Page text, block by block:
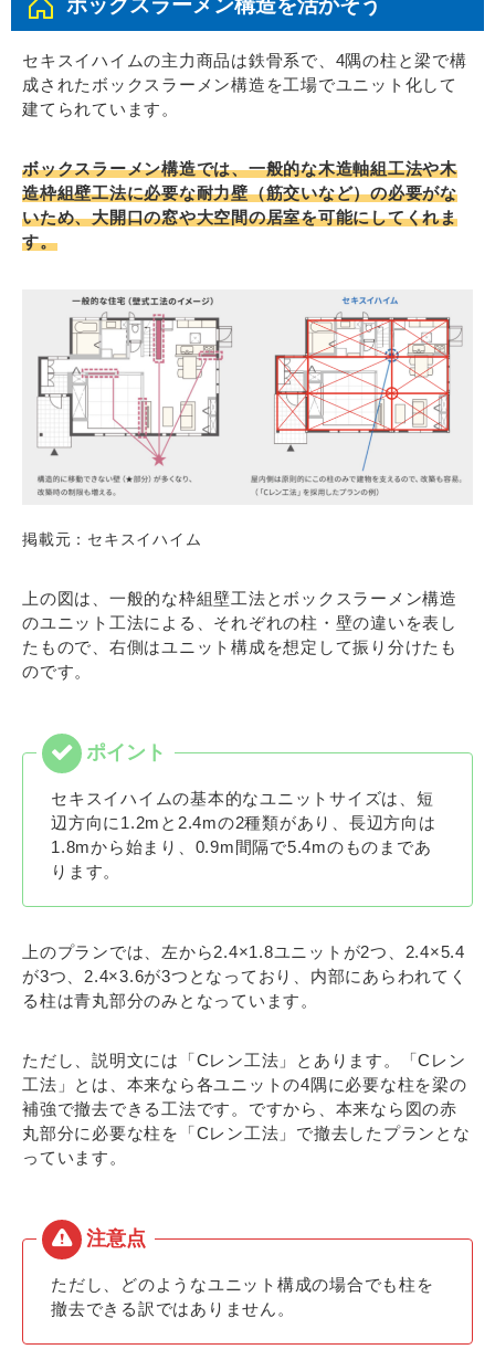
ボックスラーメン構造を活かそう
セキスイハイムの主力商品は鉄骨系で、4隅の柱と梁で構
成されたボックスラーメン構造を工場でユニット化して
建てられています。
ボックスラーメン構造では、一般的な木造軸組工法や木
造枠組壁工法に必要な耐力壁（筋交いなど）の必要がな
いため、大開口の窓や大空間の居室を可能にしてくれま
す。
掲載元：セキスイハイム
上の図は、一般的な枠組壁工法とボックスラーメン構造
のユニット工法による、それぞれの柱・壁の違いを表し
たもので、右側はユニット構成を想定して振り分けたも
のです。
セキスイハイムの基本的なユニットサイズは、短
辺方向に1.2mと2.4mの2種類があり、長辺方向は
1.8mから始まり、0.9m間隔で5.4mのものまであ
ります。
上のプランでは、左から2.4×1.8ユニットが2つ、2.4×5.4
が3つ、2.4×3.6が3つとなっており、内部にあらわれてく
る柱は青丸部分のみとなっています。
ただし、説明文には「Cレン工法」とあります。「Cレン
工法」とは、本来なら各ユニットの4隅に必要な柱を梁の
補強で撤去できる工法です。ですから、本来なら図の赤
丸部分に必要な柱を「Cレン工法」で撤去したプランとな
っています。
ただし、どのようなユニット構成の場合でも柱を
撤去できる訳ではありません。